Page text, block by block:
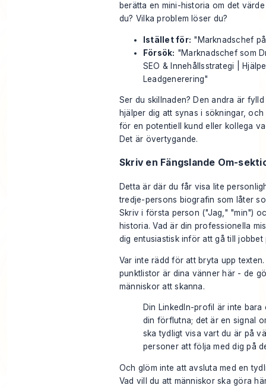
berätta en mini-historia om det
du? Vilka problem löser du?
Istället för: "Marknadschef
Försök: "Marknadschef som
SEO & Innehållsstrategi |
Leadgenerering"
Ser du skillnaden? Den andra är
hjälper dig att synas i sökningar,
för en potentiell kund eller kollega
Det är övertygande.
Skriv en Fängslande Om-
Detta är där du får visa lite
tredje-persons biografin som låter
Skriv i första person ("Jag," "min")
historia. Vad är din professionella
dig entusiastisk inför att gå till jobbet
Var inte rädd för att bryta upp
punktlistor är dina vänner här - de
människor att skanna.
Din LinkedIn-profil är inte bara
din förflutna; det är en signal
ska tydligt visa vart du är på
personer att följa med dig på
Och glöm inte att avsluta med en
Vad vill du att människor ska göra